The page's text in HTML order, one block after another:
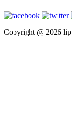
Copyright @ 2026